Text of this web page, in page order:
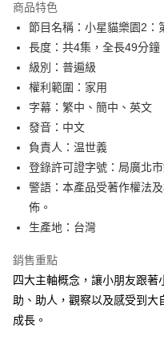
合作金庫商業銀行
華南商業銀行
上海商業儲蓄銀行
國泰世華商業銀行
臺灣中小企業銀行
匯豐（台灣）商業銀行
聯邦商業銀行
元大商業銀行
玉山商業銀行
台新國際商業銀行
台灣樂天信用卡公司
6 期 0 利率 每期
華南商業銀行
上海商業儲蓄銀行
國泰世華商業銀行
臺灣中小企業銀行
匯豐（台灣）商業銀行
聯邦商業銀行
元大商業銀行
玉山商業銀行
台新國際商業銀行
台灣樂天信用卡公司
12 期 0 利率 每期 NT$8
合作金庫商業銀行
上海商業儲蓄銀行
國泰世華商業銀行
臺灣中小企業銀行
匯豐（台灣）商業銀行
聯邦商業銀行
元大商業銀行
玉山商業銀行
台新國際商業銀行
台灣樂天信用卡公司
24 期 0 利率 每期
合作金庫商業銀行
華南商業銀行
兆豐國際商業銀行
台中商業銀行
華泰商業銀行
遠東國際商業銀行
永豐商業銀行
星展（台灣）商業銀行
中國信託商業銀行
超商取貨付款
LINE Pay
Apple Pay
悠遊付
全盈+PAY
ATM付款
商品特色
節目名稱：小星貓樂園2：
長度：共4集，全長49分鐘
級別：普遍級
權利範圍：家用
字幕：繁中、簡中、英文
發音：中文
負責人：温世義
登錄許可證字號：局廣北
警語：本產品受著作權法
佈。
生產地：台灣
銷售重點
四大主軸概念，讓小朋友跟著
助、助人，觀察以及感受到大
成長。